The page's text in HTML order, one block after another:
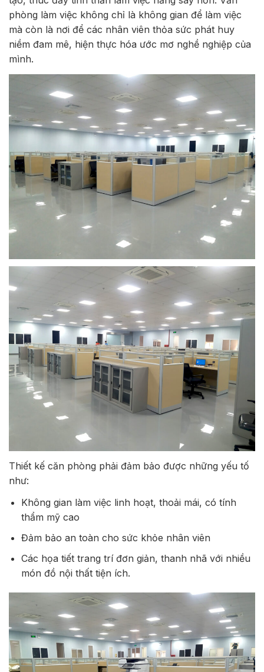
phòng làm việc không chỉ là không gian để làm việc
mà còn là nơi để các nhân viên thỏa sức phát huy
niềm đam mê, hiện thực hóa ước mơ nghề nghiệp của
mình.
Thiết kế căn phòng phải đảm bảo được những yếu tố
như:
Không gian làm việc linh hoạt, thoải mái, có tính
thẩm mỹ cao
Đảm bảo an toàn cho sức khỏe nhân viên
Các họa tiết trang trí đơn giản, thanh nhã với nhiều
món đồ nội thất tiện ích.